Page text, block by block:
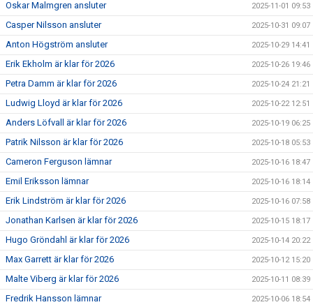
Oskar Malmgren ansluter 2025-11-01 09:53
Casper Nilsson ansluter 2025-10-31 09:07
Anton Högström ansluter 2025-10-29 14:41
Erik Ekholm är klar för 2026 2025-10-26 19:46
Petra Damm är klar för 2026 2025-10-24 21:21
Ludwig Lloyd är klar för 2026 2025-10-22 12:51
Anders Löfvall är klar för 2026 2025-10-19 06:25
Patrik Nilsson är klar för 2026 2025-10-18 05:53
Cameron Ferguson lämnar 2025-10-16 18:47
Emil Eriksson lämnar 2025-10-16 18:14
Erik Lindström är klar för 2026 2025-10-16 07:58
Jonathan Karlsen är klar för 2026 2025-10-15 18:17
Hugo Gröndahl är klar för 2026 2025-10-14 20:22
Max Garrett är klar för 2026 2025-10-12 15:20
Malte Viberg är klar för 2026 2025-10-11 08:39
Fredrik Hansson lämnar 2025-10-06 18:54